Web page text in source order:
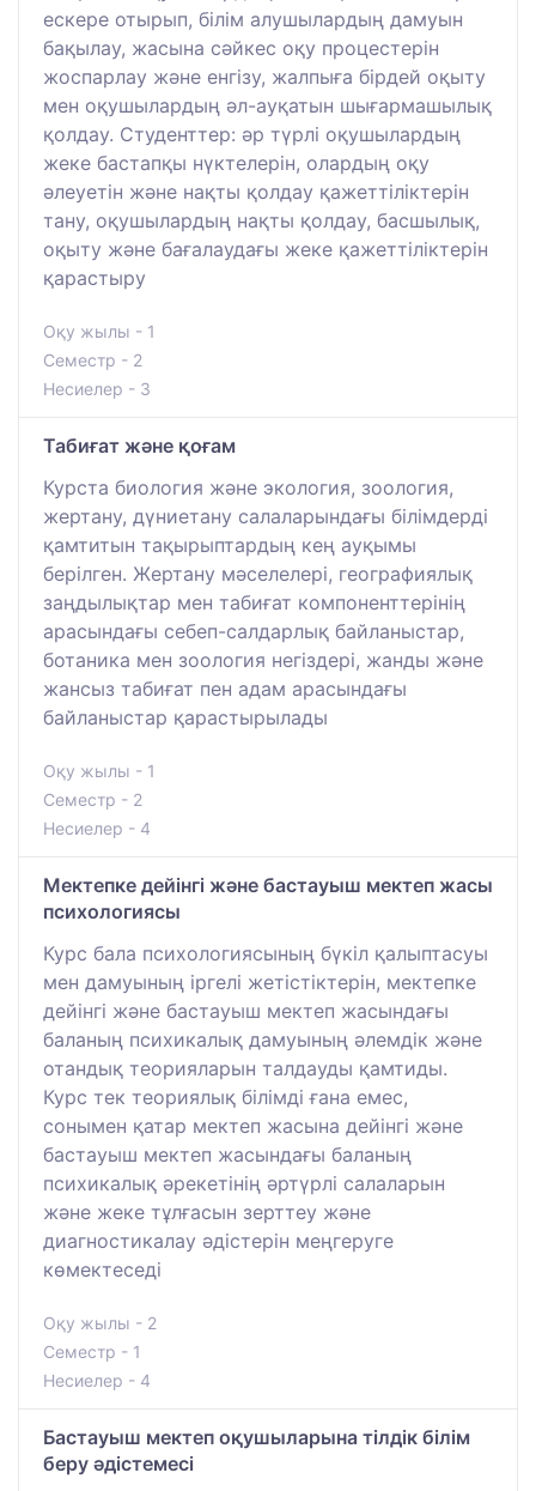
ескере отырып, білім алушылардың дамуын
бақылау, жасына сәйкес оқу процестерін
жоспарлау және енгізу, жалпыға бірдей оқыту
мен оқушылардың әл-ауқатын шығармашылық
қолдау. Студенттер: әр түрлі оқушылардың
жеке бастапқы нүктелерін, олардың оқу
әлеуетін және нақты қолдау қажеттіліктерін
тану, оқушылардың нақты қолдау, басшылық,
оқыту және бағалаудағы жеке қажеттіліктерін
қарастыру
Оқу жылы - 1
Семестр - 2
Несиелер - 3
Табиғат және қоғам
Курста биология және экология, зоология,
жертану, дүниетану салаларындағы білімдерді
қамтитын тақырыптардың кең ауқымы
берілген. Жертану мәселелері, географиялық
заңдылықтар мен табиғат компоненттерінің
арасындағы себеп-салдарлық байланыстар,
ботаника мен зоология негіздері, жанды және
жансыз табиғат пен адам арасындағы
байланыстар қарастырылады
Оқу жылы - 1
Семестр - 2
Несиелер - 4
Мектепке дейінгі және бастауыш мектеп жасы
психологиясы
Курс бала психологиясының бүкіл қалыптасуы
мен дамуының іргелі жетістіктерін, мектепке
дейінгі және бастауыш мектеп жасындағы
баланың психикалық дамуының әлемдік және
отандық теорияларын талдауды қамтиды.
Курс тек теориялық білімді ғана емес,
сонымен қатар мектеп жасына дейінгі және
бастауыш мектеп жасындағы баланың
психикалық әрекетінің әртүрлі салаларын
және жеке тұлғасын зерттеу және
диагностикалау әдістерін меңгеруге
көмектеседі
Оқу жылы - 2
Семестр - 1
Несиелер - 4
Бастауыш мектеп оқушыларына тілдік білім
беру әдістемесі